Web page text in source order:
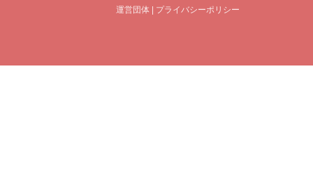
運営団体 | プライバシーポリシー